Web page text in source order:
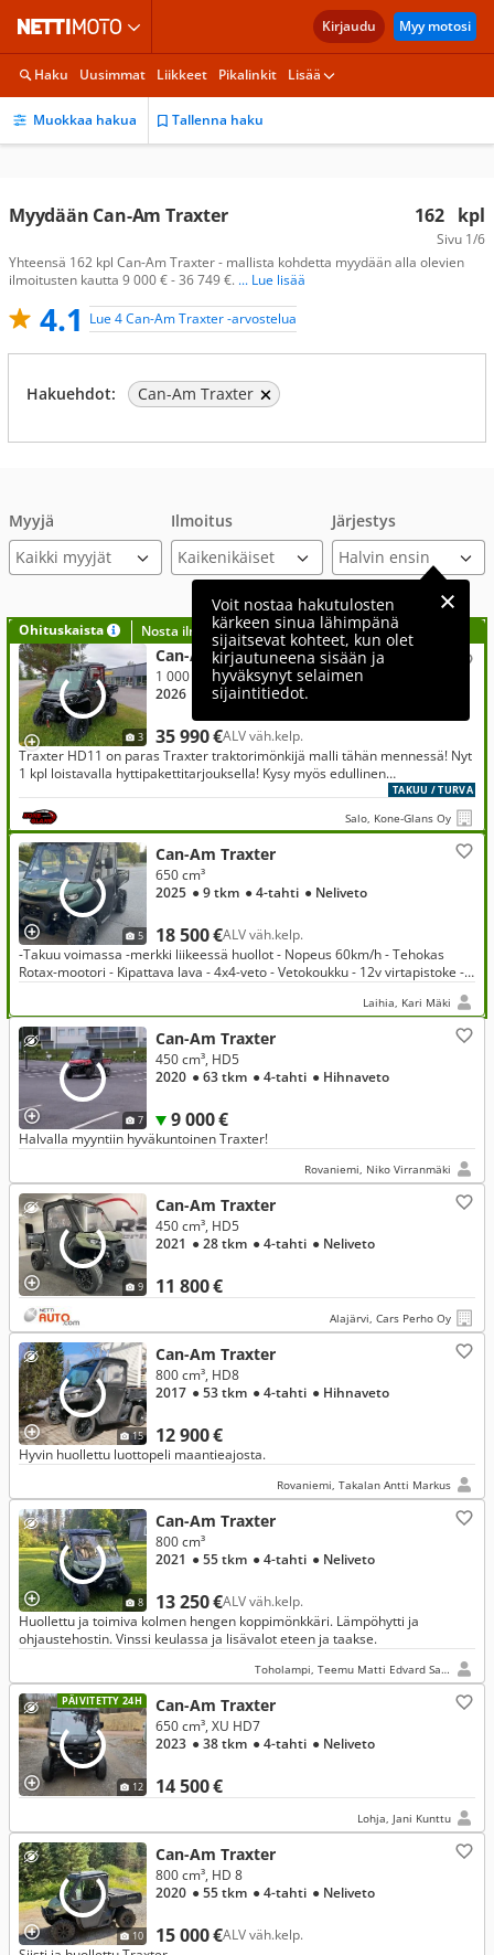
Kirjaudu Myy motosi
Haku Uusimmat Liikkeet Pikalinkit Lisää
Muokkaa hakua Tallenna haku
162 kpl
Sivu 1/6
Myydään Can-Am Traxter
Yhteensä 162 kpl Can-Am Traxter - mallista kohdetta myydään alla olevien
ilmoitusten kautta 9 000 € - 36 749 €. ... Lue lisää
4.1 Lue 4 Can-Am Traxter -arvostelua
Hakuehdot: Can-Am Traxter
Myyjä
Kaikki myyjät
Ilmoitus Järjestys
Voit nostaa hakutulosten
kärkeen sinua lähimpänä
sijaitsevat kohteet, kun olet
kirjautuneena sisään ja
hyväksynyt selaimen
sijaintitiedot.
Ohituskaista Nosta ilmoituksesi tähän?
3
Can-Am Traxter
35 990 €ALV väh.kelp.
1 000 cm³, HD11 XU ABS T1B Deluxe hyttipaketilla
2026
● 4-tahti● Neliveto
Traxter HD11 on paras Traxter traktorimönkijä malli tähän mennessä! Nyt
1 kpl loistavalla hyttipakettitarjouksella! Kysy myös edullinen
TAKUU / TURVA
Salo, Kone-Glans Oy
5
Can-Am Traxter
18 500 €ALV väh.kelp.
650 cm³
2025 ● 9 tkm ● 4-tahti ● Neliveto
-Takuu voimassa -merkki liikeessä huollot - Nopeus 60km/h - Tehokas
Rotax-mootori - Kipattava lava - 4x4-veto - Vetokoukku - 12v virtapistoke -
Laihia, Kari Mäki
7
Can-Am Traxter
9 000 €
450 cm³, HD5
2020 ● 63 tkm ● 4-tahti ● Hihnaveto
Halvalla myyntiin hyväkuntoinen Traxter!
Rovaniemi, Niko Virranmäki
9
Can-Am Traxter
11 800 €
450 cm³, HD5
2021 ● 28 tkm ● 4-tahti ● Neliveto
Alajärvi, Cars Perho Oy
15
Can-Am Traxter
12 900 €
800 cm³, HD8
2017 ● 53 tkm ● 4-tahti ● Hihnaveto
Hyvin huollettu luottopeli maantieajosta.
Rovaniemi, Takalan Antti Markus
8
Can-Am Traxter
13 250 €ALV väh.kelp.
800 cm³
2021 ● 55 tkm ● 4-tahti ● Neliveto
Huollettu ja toimiva kolmen hengen koppimönkkäri. Lämpöhytti ja
ohjaustehostin. Vinssi keulassa ja lisävalot eteen ja taakse.
Toholampi, Teemu Matti Edvard Saarinen
PÄIVITETTY 24H
12
Can-Am Traxter
14 500 €
650 cm³, XU HD7
2023 ● 38 tkm ● 4-tahti ● Neliveto
Lohja, Jani Kunttu
10
Can-Am Traxter
15 000 €ALV väh.kelp.
800 cm³, HD 8
2020 ● 55 tkm ● 4-tahti ● Neliveto